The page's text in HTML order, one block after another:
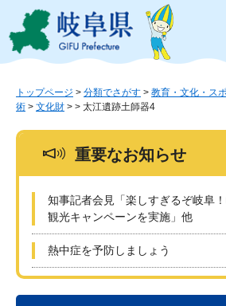
ジ
ュ
このページの本文へ
トップページ > 分類でさがす > 教育・文化・ス
術 > 文化財 > > 太江遺跡土師器4
重要なお知らせ
知事記者会見「楽しすぎるぞ岐阜
観光キャンペーンを実施」他
熱中症を予防しましょう